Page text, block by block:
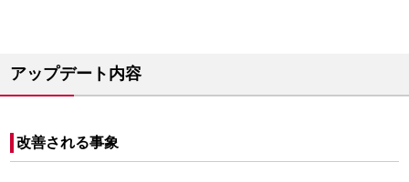
アップデート内容
改善される事象